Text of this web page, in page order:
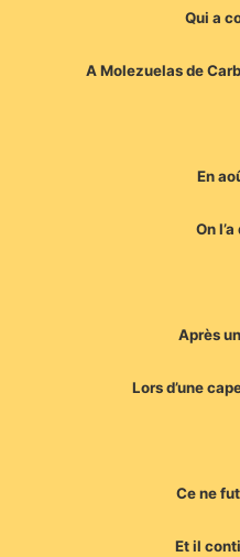
Qui a
A Molezuelas de
En
On
Après
Lors d’une
Ce ne
Et il